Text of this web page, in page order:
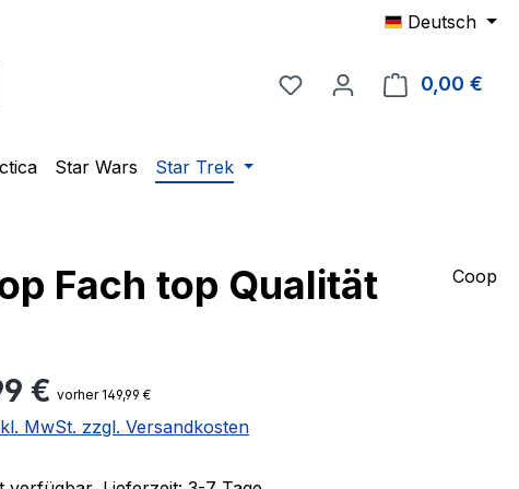
Deutsch
Du hast 0 Produkte auf
0,00 €
Star Wars Star Trek
Fach top Qualität Coop
Preis:
€ vorher 149,99 €
MwSt. zzgl. Versandkosten